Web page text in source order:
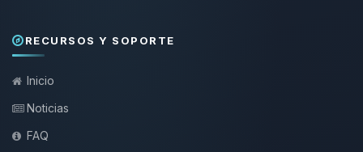
RECURSOS Y SOPORTE
Inicio
Noticias
FAQ